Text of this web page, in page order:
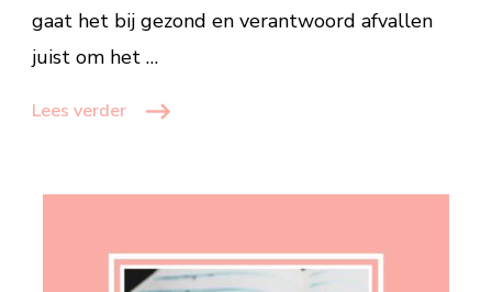
gaat het bij gezond en verantwoord afvallen
juist om het …
Lees verder